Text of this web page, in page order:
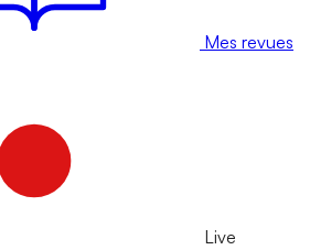
Mes revues
Live